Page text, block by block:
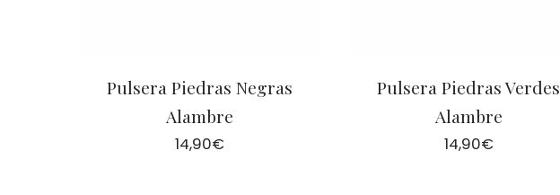
Pulsera Piedras Negras
Alambre
14,90€
Pulsera Piedras Verdes
Alambre
14,90€